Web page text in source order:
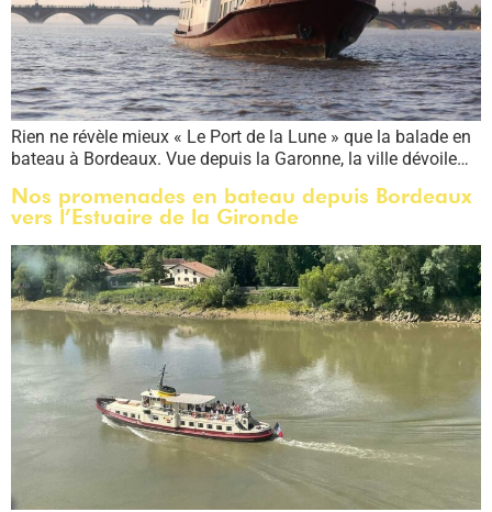
Rien ne révèle mieux « Le Port de la Lune » que la balade en
bateau à Bordeaux. Vue depuis la Garonne, la ville dévoile…
Nos promenades en bateau depuis Bordeaux
vers l’Estuaire de la Gironde